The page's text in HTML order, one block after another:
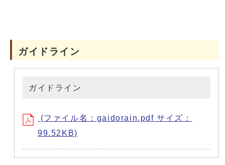
ガイドライン
ガイドライン
(ファイル名：gaidorain.pdf サイズ：
99.52KB)